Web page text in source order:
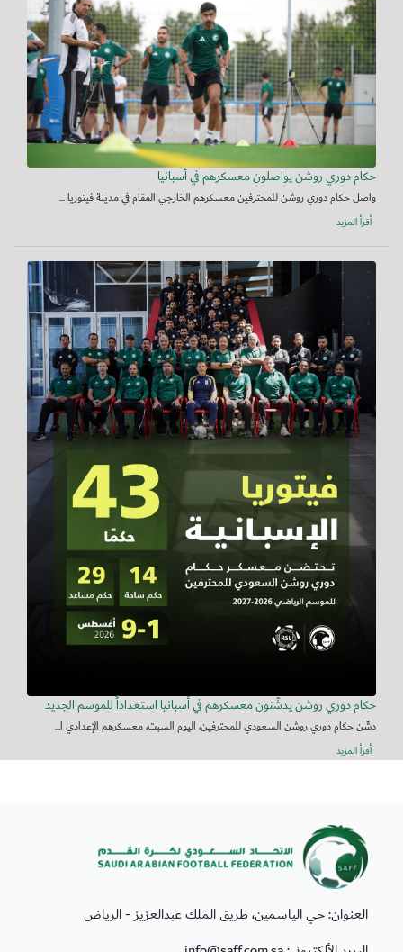
حكام دوري روشن يواصلون معسكرهم في أسبانيا
واصل حكام دوري روشن للمحترفين معسكرهم الخارجي المقام في مدينة فيتوريا ...
أقرأ المزيد
حكام دوري روشن يدشّنون معسكرهم في أسبانيا استعداداً للموسم الجديد
دشّن حكام دوري روشن السعودي للمحترفين، اليوم السبت، معسكرهم الإعدادي ا...
أقرأ المزيد
العنوان: حي الياسمين، طريق الملك عبدالعزيز - الرياض